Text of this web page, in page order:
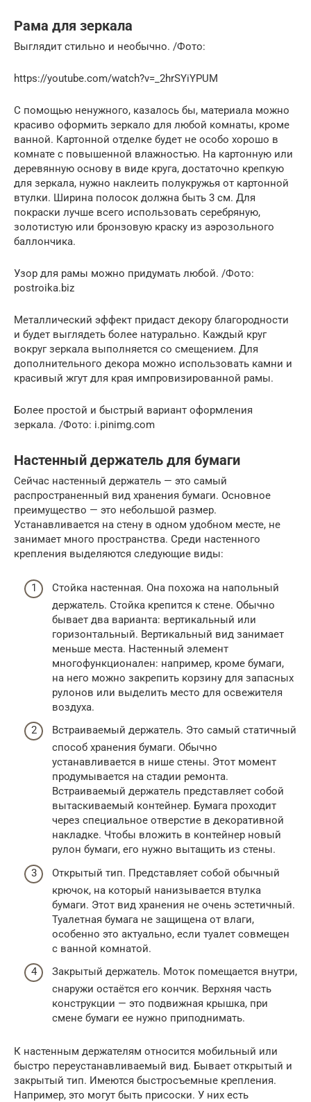
Рама для зеркала
Выглядит стильно и необычно. /Фото:
https://youtube.com/watch?v=_2hrSYiYPUM
С помощью ненужного, казалось бы, материала можно
красиво оформить зеркало для любой комнаты, кроме
ванной. Картонной отделке будет не особо хорошо в
комнате с повышенной влажностью. На картонную или
деревянную основу в виде круга, достаточно крепкую
для зеркала, нужно наклеить полукружья от картонной
втулки. Ширина полосок должна быть 3 см. Для
покраски лучше всего использовать серебряную,
золотистую или бронзовую краску из аэрозольного
баллончика.
Узор для рамы можно придумать любой. /Фото:
postroika.biz
Металлический эффект придаст декору благородности
и будет выглядеть более натурально. Каждый круг
вокруг зеркала выполняется со смещением. Для
дополнительного декора можно использовать камни и
красивый жгут для края импровизированной рамы.
Более простой и быстрый вариант оформления
зеркала. /Фото: i.pinimg.com
Настенный держатель для бумаги
Сейчас настенный держатель — это самый
распространенный вид хранения бумаги. Основное
преимущество — это небольшой размер.
Устанавливается на стену в одном удобном месте, не
занимает много пространства. Среди настенного
крепления выделяются следующие виды:
Стойка настенная. Она похожа на напольный
держатель. Стойка крепится к стене. Обычно
бывает два варианта: вертикальный или
горизонтальный. Вертикальный вид занимает
меньше места. Настенный элемент
многофункционален: например, кроме бумаги,
на него можно закрепить корзину для запасных
рулонов или выделить место для освежителя
воздуха.
Встраиваемый держатель. Это самый статичный
способ хранения бумаги. Обычно
устанавливается в нише стены. Этот момент
продумывается на стадии ремонта.
Встраиваемый держатель представляет собой
вытаскиваемый контейнер. Бумага проходит
через специальное отверстие в декоративной
накладке. Чтобы вложить в контейнер новый
рулон бумаги, его нужно вытащить из стены.
Открытый тип. Представляет собой обычный
крючок, на который нанизывается втулка
бумаги. Этот вид хранения не очень эстетичный.
Туалетная бумага не защищена от влаги,
особенно это актуально, если туалет совмещен
с ванной комнатой.
Закрытый держатель. Моток помещается внутри,
снаружи остаётся его кончик. Верхняя часть
конструкции — это подвижная крышка, при
смене бумаги ее нужно приподнимать.
К настенным держателям относится мобильный или
быстро переустанавливаемый вид. Бывает открытый и
закрытый тип. Имеются быстросъемные крепления.
Например, это могут быть присоски. У них есть